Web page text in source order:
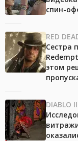
спин-
RED
Сестра
этом
DIABLO II